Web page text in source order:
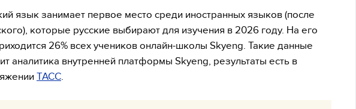
язык занимает первое место среди иностранных языков (после
которые русские выбирают для изучения в 2026 году. На его
26% всех учеников онлайн-школы Skyeng. Такие данные
аналитика внутренней платформы Skyeng, результаты есть в
ТАСС